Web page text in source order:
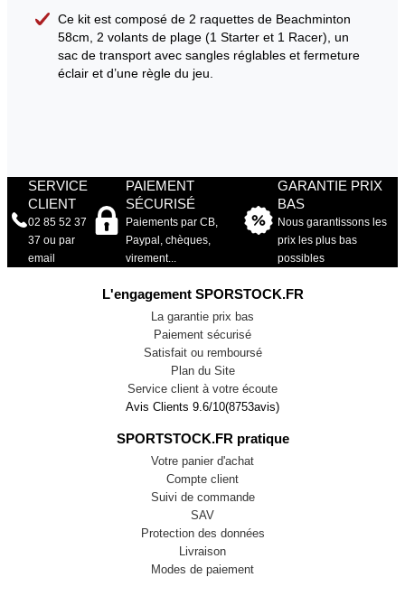
Ce kit est composé de 2 raquettes de Beachminton
58cm, 2 volants de plage (1 Starter et 1 Racer), un
sac de transport avec sangles réglables et fermeture
éclair et d’une règle du jeu.
SERVICE
CLIENT
02 85 52 37
37 ou par
email
PAIEMENT
SÉCURISÉ
Paiements par CB,
Paypal, chèques,
virement...
GARANTIE PRIX
BAS
Nous garantissons les
prix les plus bas
possibles
L'engagement SPORSTOCK.FR
La garantie prix bas
Paiement sécurisé
Satisfait ou remboursé
Plan du Site
Service client à votre écoute
Avis Clients 9.6/10(8753avis)
SPORTSTOCK.FR pratique
Votre panier d'achat
Compte client
Suivi de commande
SAV
Protection des données
Livraison
Modes de paiement